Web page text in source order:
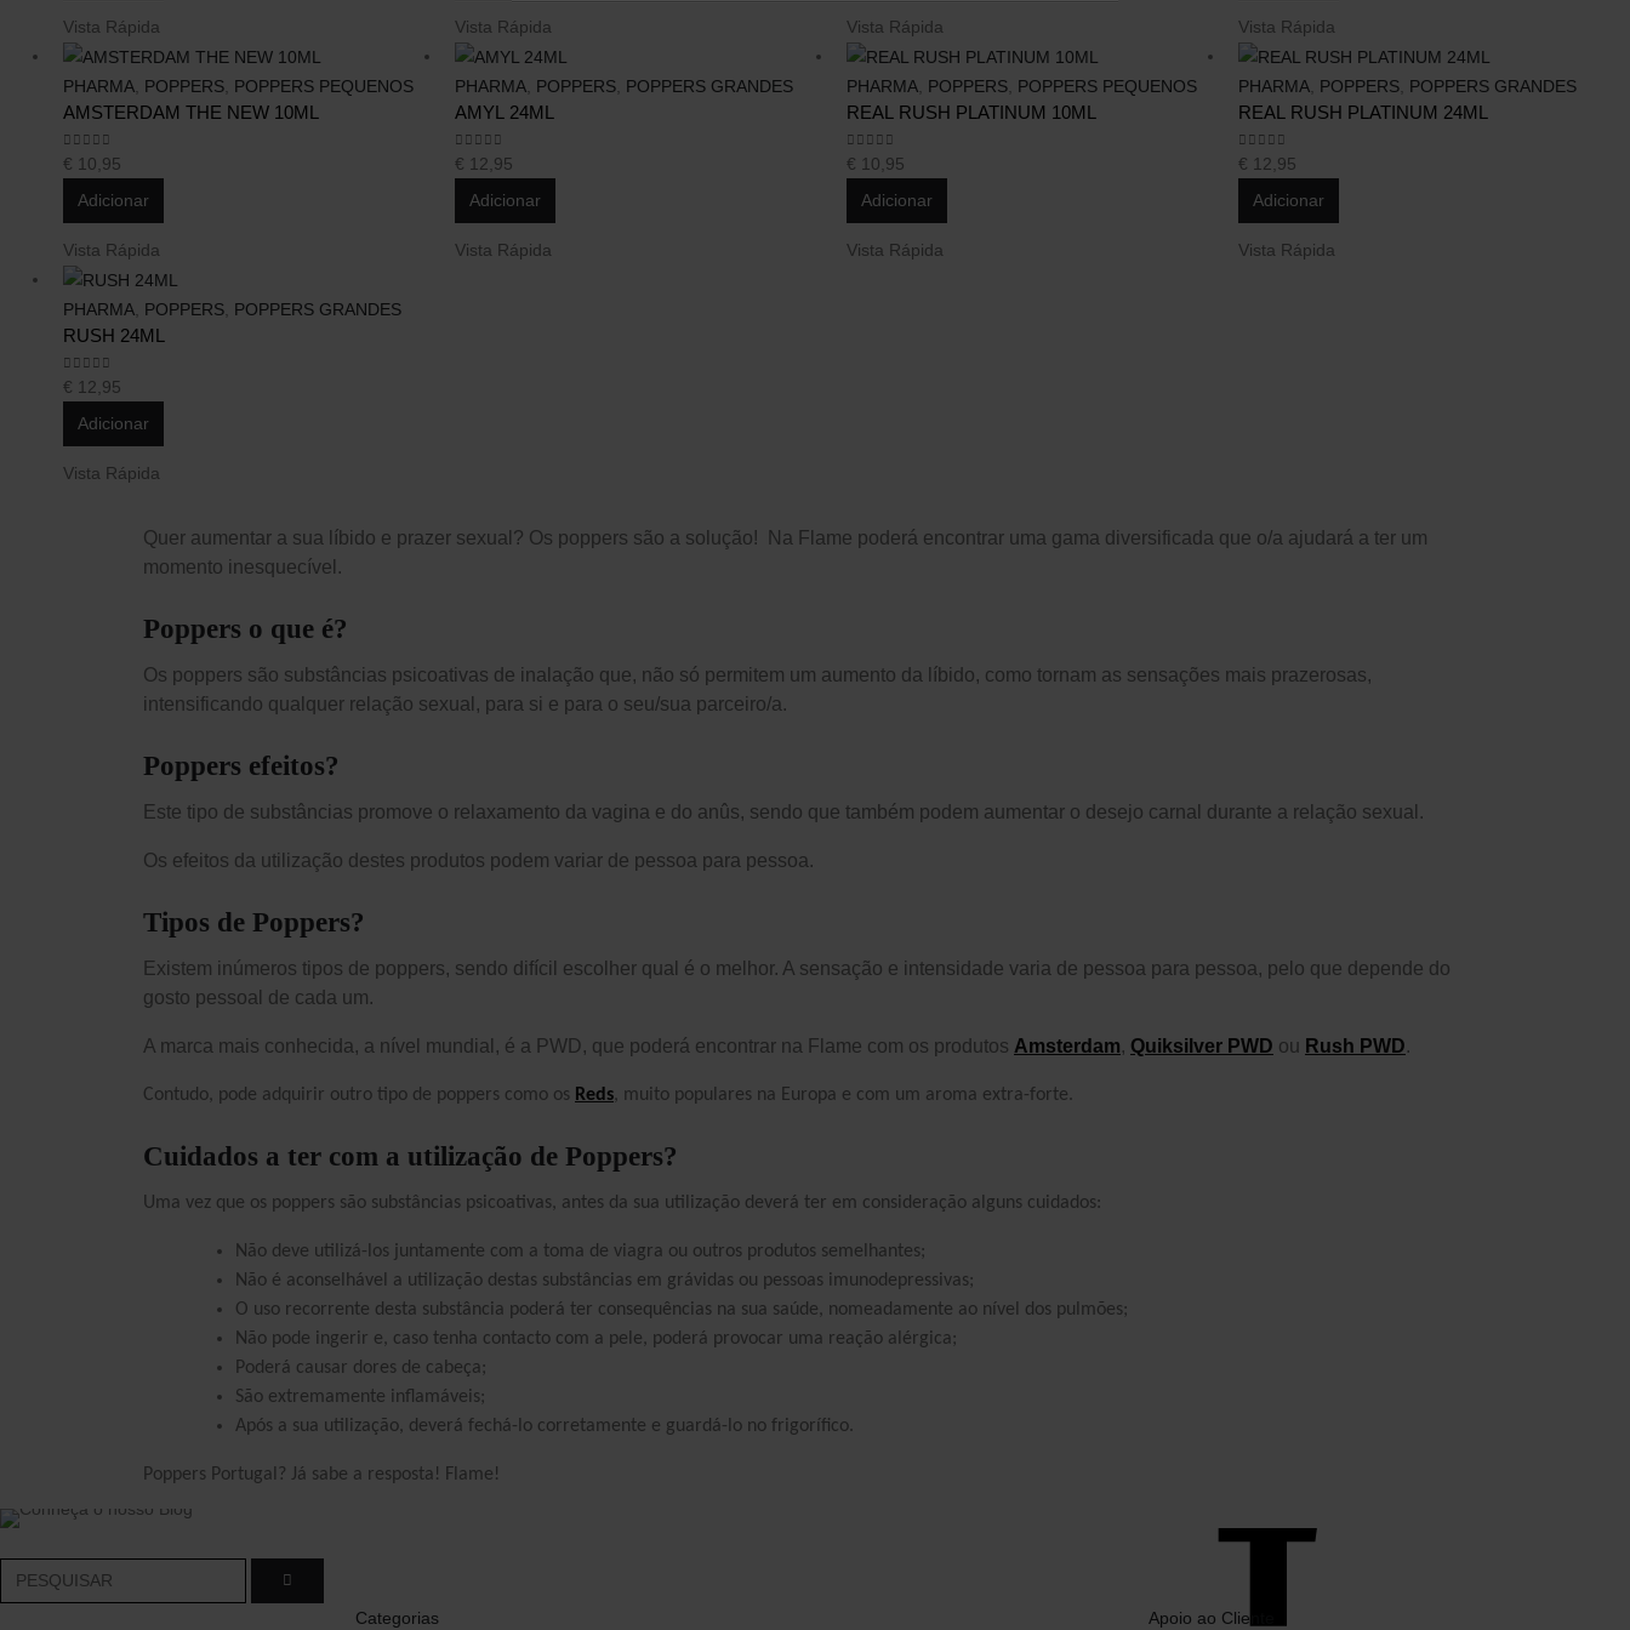
Vista Rápida Vista Rápida Vista Rápida Vista Rápida
PHARMA POPPERS POPPERS PEQUENOS
AMSTERDAM THE NEW 10ML
0 out of 5
€ 10,95
Adicionar
Vista Rápida
PHARMA POPPERS POPPERS GRANDES
AMYL 24ML
0 out of 5
€ 12,95
Adicionar
Vista Rápida
PHARMA POPPERS POPPERS PEQUENOS
REAL RUSH PLATINUM 10ML
0 out of 5
€ 10,95
Adicionar
Vista Rápida
PHARMA POPPERS POPPERS GRANDES
REAL RUSH PLATINUM 24ML
0 out of 5
€ 12,95
Adicionar
Vista Rápida
PHARMA POPPERS POPPERS GRANDES
RUSH 24ML
0 out of 5
€ 12,95
Adicionar
Vista Rápida
Quer aumentar a sua líbido e prazer sexual? Os poppers são a solução! Na Flame poderá encontrar uma gama diversificada que o/a ajudará a ter um
momento inesquecível.
Poppers o que é?
Os poppers são substâncias psicoativas de inalação que, não só permitem um aumento da líbido, como tornam as sensações mais prazerosas,
intensificando qualquer relação sexual, para si e para o seu/sua parceiro/a.
Poppers efeitos?
Este tipo de substâncias promove o relaxamento da vagina e do anûs, sendo que também podem aumentar o desejo carnal durante a relação sexual.
Os efeitos da utilização destes produtos podem variar de pessoa para pessoa.
Tipos de Poppers?
Existem inúmeros tipos de poppers, sendo difícil escolher qual é o melhor. A sensação e intensidade varia de pessoa para pessoa, pelo que depende do
gosto pessoal de cada um.
A marca mais conhecida, a nível mundial, é a PWD, que poderá encontrar na Flame com os produtos Amsterdam, Quiksilver PWD ou Rush PWD.
Contudo, pode adquirir outro tipo de poppers como os Reds, muito populares na Europa e com um aroma extra-forte.
Cuidados a ter com a utilização de Poppers?
Uma vez que os poppers são substâncias psicoativas, antes da sua utilização deverá ter em consideração alguns cuidados:
Não deve utilizá-los juntamente com a toma de viagra ou outros produtos semelhantes;
Não é aconselhável a utilização destas substâncias em grávidas ou pessoas imunodepressivas;
O uso recorrente desta substância poderá ter consequências na sua saúde, nomeadamente ao nível dos pulmões;
Não pode ingerir e, caso tenha contacto com a pele, poderá provocar uma reação alérgica;
Poderá causar dores de cabeça;
São extremamente inflamáveis;
Após a sua utilização, deverá fechá-lo corretamente e guardá-lo no frigorífico.
Poppers Portugal? Já sabe a resposta! Flame!
Informação Legal
Termos e Condições
Política de Cookies
Exercer Direito de
Apoio ao Cliente
Envios e Devoluções
Modos de Pagamento
Portes de Envio
Lojas
Serviços
Personal Shopping
APP Flame
Blog
Parceiros
Categorias Apoio ao Cliente